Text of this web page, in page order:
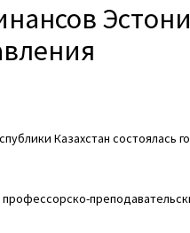
Казахстан состоялась